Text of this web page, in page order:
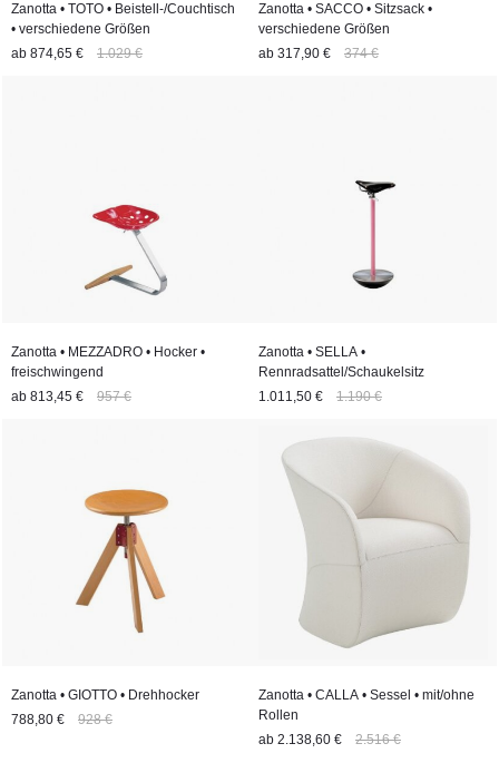
Zanotta • TOTO • Beistell-/Couchtisch
• verschiedene Größen
ab 874,65 € 1.029 €
Zanotta • SACCO • Sitzsack •
verschiedene Größen
ab 317,90 € 374 €
Zanotta • MEZZADRO • Hocker •
freischwingend
ab 813,45 € 957 €
Zanotta • SELLA •
Rennradsattel/Schaukelsitz
1.011,50 €
1.190 €
Zanotta • GIOTTO • Drehhocker
788,80 €
928 €
Zanotta • CALLA • Sessel • mit/ohne
Rollen
ab 2.138,60 € 2.516 €